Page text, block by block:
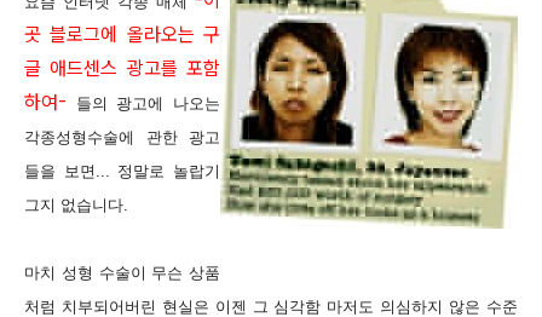
곳 블로그에 올라오는 구
글 애드센스 광고를 포함
하여- 들의 광고에 나오는
각종성형수술에 관한 광고
들을 보면... 정말로 놀랍기
그지 없습니다.
마치 성형 수술이 무슨 상품
처럼 치부되어버린 현실은 이젠 그 심각함 마저도 의심하지 않은 수준